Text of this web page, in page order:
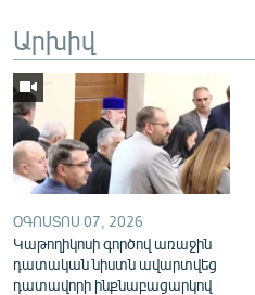
Հայերեն
English
Русский
ՀԵՏԵՎԵՔ ՄԵԶ
Արխիվ
ՕԳՈՍՏՈՍ 07, 2026
Կաթողիկոսի գործով առաջին
դատական նիստն ավարտվեց
դատավորի ինքնաբացարկով